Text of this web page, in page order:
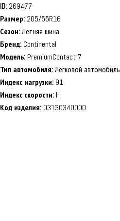
ID: 269477
Размер: 205/55R16
Сезон:Летняя шина
Бренд: Continental
Модель: PremiumContact 7
Тип автомобиля:Легковой автомобиль
Индекс нагрузки: 91
Индекс скорости: H
Код изделия: 03130340000